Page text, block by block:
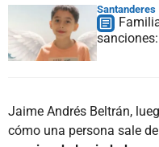
Santanderes
Jaime Andrés Beltrán,
cómo una persona sale